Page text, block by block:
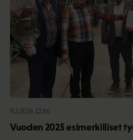
9.2.2026 12:56
Vuoden 2025 esimerkilliset